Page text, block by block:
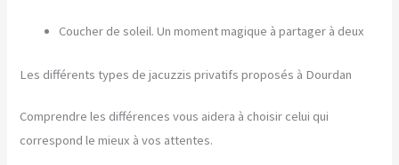
Coucher de soleil. Un moment magique à partager à deux
Les différents types de jacuzzis privatifs proposés à Dourdan
Comprendre les différences vous aidera à choisir celui qui
correspond le mieux à vos attentes.